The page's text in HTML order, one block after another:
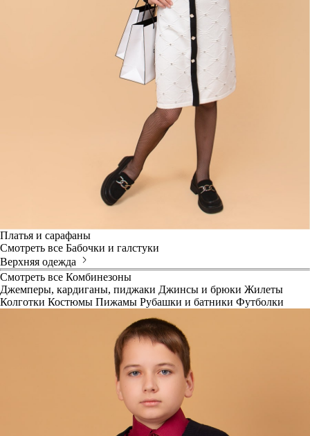
Платья и сарафаны
Смотреть все Бабочки и галстуки
Верхняя одежда
Смотреть все Комбинезоны
Джемперы, кардиганы, пиджаки Джинсы и брюки Жилеты
Колготки Костюмы Пижамы Рубашки и батники Футболки